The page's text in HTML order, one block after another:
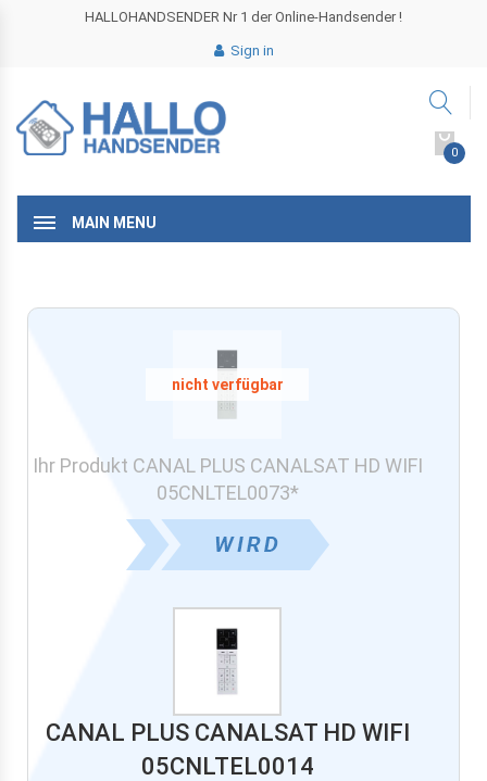
HALLOHANDSENDER Nr 1 der Online-Handsender !
Sign in
0
MAIN MENU
Ihr Produkt CANAL PLUS CANALSAT HD WIFI
05CNLTEL0073*
CANAL PLUS CANALSAT HD WIFI
05CNLTEL0014